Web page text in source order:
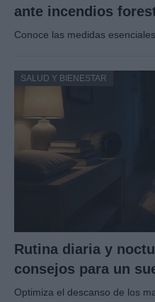
ante incendios
Conoce las medidas
SALUD Y BIENESTAR
Rutina diaria y
consejos para un
Optimiza el descanso de los